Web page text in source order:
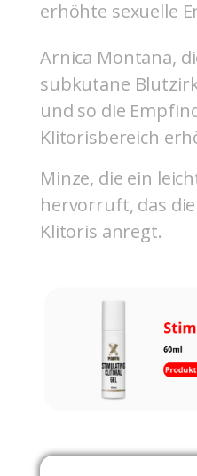
erhöhte sexuelle
Arnica Montana,
subkutane
und so die
Klitorisbereich
Minze, die ein
hervorruft, das
Klitoris anregt.